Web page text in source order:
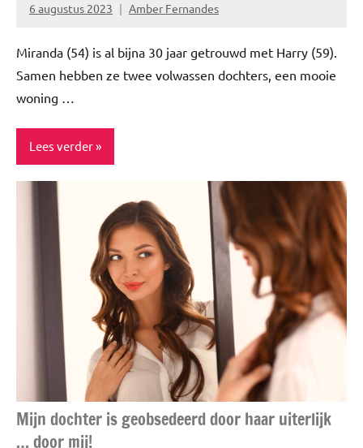
6 augustus 2023 Amber Fernandes
Geen
Miranda (54) is al bijna 30 jaar getrouwd met Harry (59).
Samen hebben ze twee volwassen dochters, een mooie
woning …
Lees verder
Interview
Lifestyle
Relatie
Mijn dochter is geobsedeerd door haar uiterlijk
… door mij!